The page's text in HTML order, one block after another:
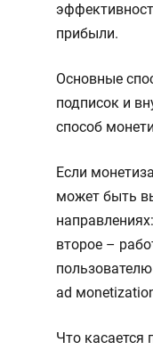
прибыли.
Основные
подписок и
способ
Если
может быть
второе –
ad
Что касается